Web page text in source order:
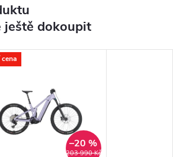
ještě dokoupit
203 990 Kč
–20 %